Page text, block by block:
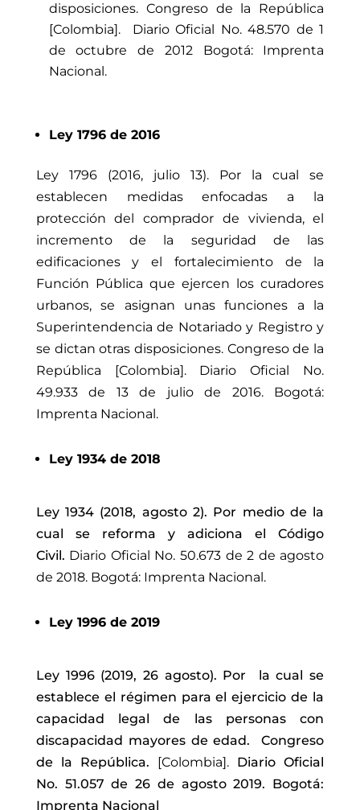
disposiciones. Congreso de la República
[Colombia].
Diario Oficial No. 48.570 de 1
de octubre de 2012 Bogotá: Imprenta
Nacional.
Ley 1796 de 2016
Ley 1796 (2016, julio 13). Por la cual se
establecen medidas enfocadas a la
protección del comprador de vivienda, el
incremento de la seguridad de las
edificaciones y el fortalecimiento de la
Función Pública que ejercen los curadores
urbanos, se asignan unas funciones a la
Superintendencia de Notariado y Registro y
se dictan otras disposiciones. Congreso de la
República [Colombia]. Diario Oficial No.
49.933 de 13 de julio de 2016. Bogotá:
Imprenta Nacional.
Ley 1934 de 2018
Ley 1934 (2018, agosto 2). Por medio de la
cual se reforma y adiciona el Código
Civil. Diario Oficial No. 50.673 de 2 de agosto
de 2018. Bogotá: Imprenta Nacional.
Ley 1996 de 2019
Ley 1996 (2019, 26 agosto). Por la cual se
establece el régimen para el ejercicio de la
capacidad legal de las personas con
discapacidad mayores de edad. Congreso
de la República. [Colombia]. Diario Oficial
No. 51.057 de 26 de agosto 2019. Bogotá:
Imprenta Nacional